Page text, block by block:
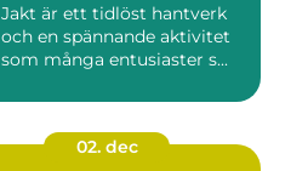
Jakt är ett tidlöst hantverk
och en spännande aktivitet
som många entusiaster s...
02. dec